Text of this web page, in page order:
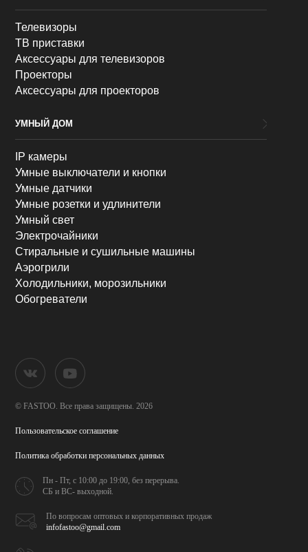
Телевизоры
ТВ приставки
Аксессуары для телевизоров
Проекторы
Аксессуары для проекторов
УМНЫЙ ДОМ
IP камеры
Умные выключатели и кнопки
Умные датчики
Умные розетки и удлинители
Умный свет
Электрочайники
Стиральные и сушильные машины
Аэрогрили
Холодильники, морозильники
Обогреватели
© FASTOO. Все права защищены. 2026
Пользовательское соглашение
Политика обработкиперсональных данных
Пн - Пт, с 10:00 до 19:00,без перерыва.
СБ и ВС- выходной.
По вопросам оптовых икорпоративных продаж
infofastoo@gmail.com